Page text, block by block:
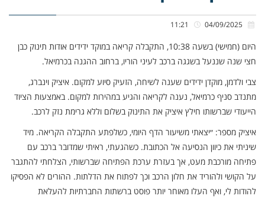
היום (חמישי) בשעה 10:38, התקבלה קריאה במוקד ידידים אודות תינוק כבן
חצי שנה שננעל בשגגה ברכב לעיני הוריו, ברחוב ההגנה בכרמיאל.
צבי ולדמן, מוקדן ידידים שענה לשיחה, הזעיק סיוע למקום. איציק וינברג,
מתנדב סניף כרמיאל, נענה לקריאה והגיע במהירות למקום. באמצעות הציוד
הייעודי שברשותו חילץ איציק את התינוק בשלום וללא גרימת נזק לרכב.
איציק מספר: ״יצאתי משיעור הדף היומי, כשלפתע התקבלה הקריאה. מיד
שיניתי את כיוון הנסיעה אל הכתובת. כשהגעתי, ראיתי שמדובר ברכב עם
פתיחה מורכבת מעט, אך בעזרת ערכת הפתיחה שברשותי, הצלחתי להתגבר
על הקושי ולהוריד את חלון הרכב וכך לפתוח את הדלתות. ההורים לא הפסיקו
להודות לי, ואף העלו מאוחר יותר פוסט ברשתות החברתיות להעלאת